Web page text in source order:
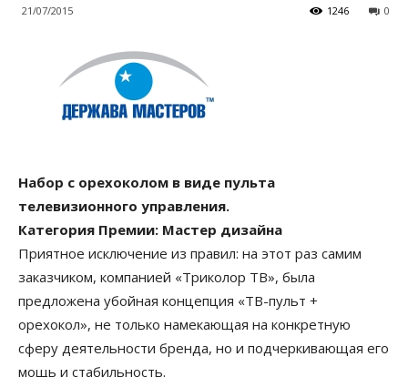
21/07/2015 0
1246
Набор с орехоколом в виде пульта
телевизионного управления.
Категория Премии: Мастер дизайна
Приятное исключение из правил: на этот раз самим
заказчиком, компанией «Триколор ТВ», была
предложена убойная концепция «ТВ-пульт +
орехокол», не только намекающая на конкретную
сферу деятельности бренда, но и подчеркивающая его
мощь и стабильность.